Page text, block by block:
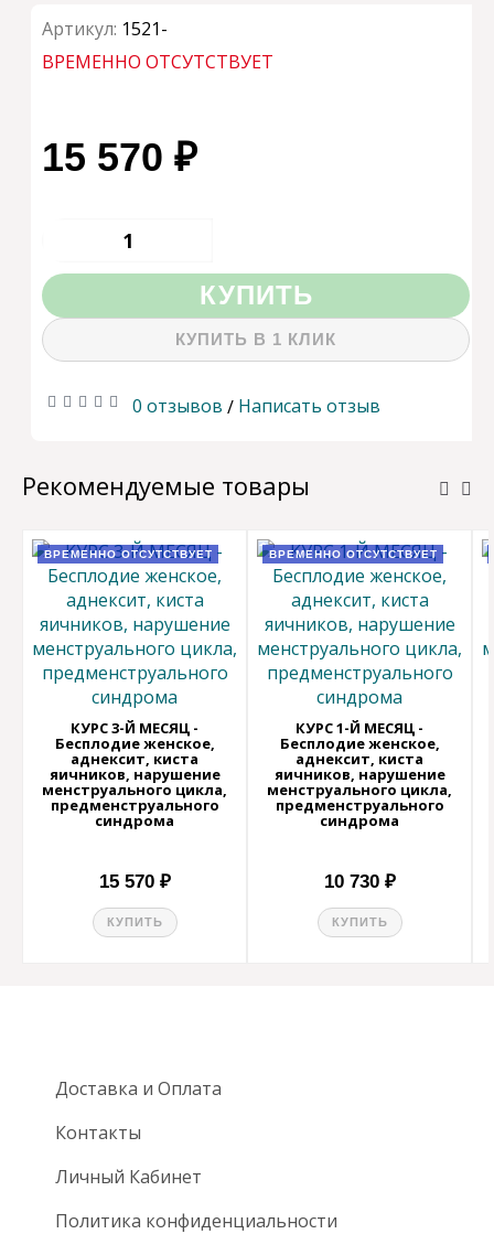
Артикул: 1521-
ВРЕМЕННО ОТСУТСТВУЕТ
15 570 ₽
КУПИТЬ
КУПИТЬ В 1 КЛИК
0 отзывов / Написать отзыв
Рекомендуемые товары
ВРЕМЕННО ОТСУТСТВУЕТ
КУРС 3-Й МЕСЯЦ -
Бесплодие женское,
аднексит, киста
яичников, нарушение
менструального цикла,
предменструального
синдрома
15 570 ₽
КУПИТЬ
ВРЕМЕННО ОТСУТСТВУЕТ
КУРС 1-Й МЕСЯЦ -
Бесплодие женское,
аднексит, киста
яичников, нарушение
менструального цикла,
предменструального
синдрома
10 730 ₽
КУПИТЬ
Доставка и Оплата
Контакты
Личный Кабинет
Политика конфиденциальности